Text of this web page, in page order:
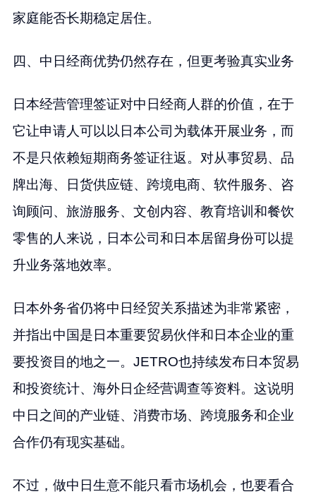
家庭能否长期稳定居住。
四、中日经商优势仍然存在，但更考验真实业务
日本经营管理签证对中日经商人群的价值，在于
它让申请人可以以日本公司为载体开展业务，而
不是只依赖短期商务签证往返。对从事贸易、品
牌出海、日货供应链、跨境电商、软件服务、咨
询顾问、旅游服务、文创内容、教育培训和餐饮
零售的人来说，日本公司和日本居留身份可以提
升业务落地效率。
日本外务省仍将中日经贸关系描述为非常紧密，
并指出中国是日本重要贸易伙伴和日本企业的重
要投资目的地之一。JETRO也持续发布日本贸易
和投资统计、海外日企经营调查等资料。这说明
中日之间的产业链、消费市场、跨境服务和企业
合作仍有现实基础。
不过，做中日生意不能只看市场机会，也要看合